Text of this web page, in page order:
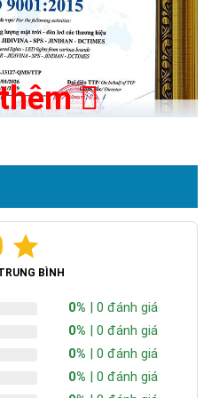
ISO 9001:2015
BÌNH
0% | 0 đánh giá
0% | 0 đánh giá
0% | 0 đánh giá
0% | 0 đánh giá